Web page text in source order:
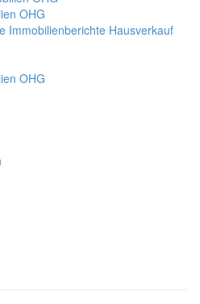
OHG
Immobilienberichte Hausverkauf
OHG